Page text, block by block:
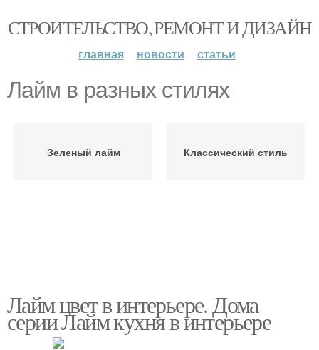
СТРОИТЕЛЬСТВО, РЕМОНТ И ДИЗАЙН
главная новости статьи
Лайм в разных стилях
Зеленый лайм Классический стиль
Лайм цвет в интерьере. Дома
серии Лайм кухня в интерьере